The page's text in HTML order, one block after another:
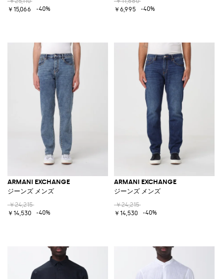
￥15,066
-40%
￥6,995
-40%
ARMANI EXCHANGE
ジーンズ メンズ
￥24,215
￥14,530
-40%
ARMANI EXCHANGE
ジーンズ メンズ
￥24,215
￥14,530
-40%